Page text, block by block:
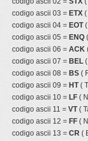
codigo ascii 03 = ETX (
codigo ascii 04 = EOT(
codigo ascii 05 = ENQ
codigo ascii 06 = ACK
codigo ascii 07 = BEL
codigo ascii 08 = BS (
codigo ascii 09 = HT(
codigo ascii 10 = LF (
codigo ascii 11 = VT(
codigo ascii 12 = FF (
codigo ascii 13 = CR (